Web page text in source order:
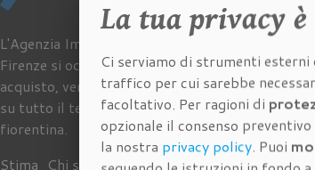
L'Agenzia Immobiliare Cantisani a
Firenze si occupa da sempre di
acquisto, vendita e affitto di immobili
su tutto il territorio della provincia
fiorentina.
Stima Chi siamo Lavora con noi
La tuaprivacy
Ci serviamo di strumenti
traffico per cui sarebbe
facoltativo. Per ragioni di
opzionale il consenso preventivo
la nostra privacy policy. Puoi